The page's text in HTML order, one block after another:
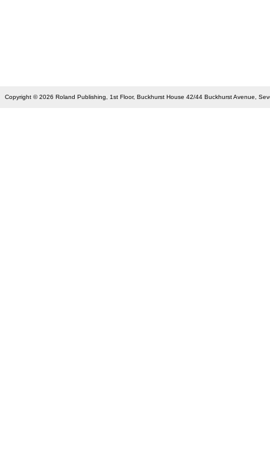
Copyright © 2026 Roland Publishing, 1st Floor, Buckhurst House 42/44 Buckhurst Avenue,